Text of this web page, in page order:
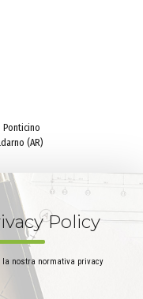
Ponticino
(AR)
Policy
la nostra normativa privacy